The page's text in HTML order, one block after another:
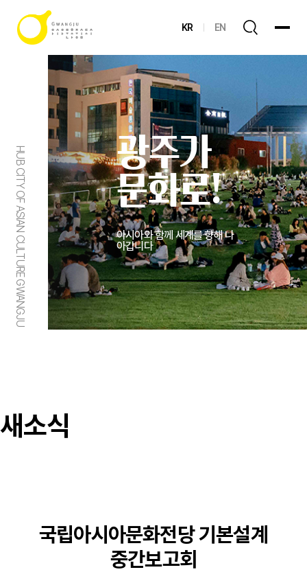
KR EN
HUB CITY OF ASIAN CULTURE GWANGJU
광주가
문화로!
아시아와 함께 세계를 향해 나
아갑니다
새소식
국립아시아문화전당 기본설계
중간보고회